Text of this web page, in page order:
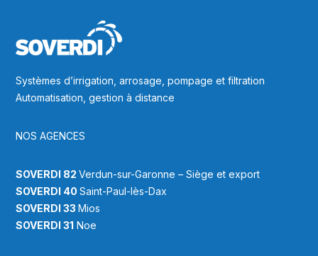
Systèmes d’irrigation, arrosage, pompage et filtration
Automatisation, gestion à distance
NOS AGENCES
SOVERDI 82Verdun-sur-Garonne – Siège et export
SOVERDI 40Saint-Paul-lès-Dax
SOVERDI 33Mios
SOVERDI 31 Noe